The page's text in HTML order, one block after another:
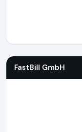
FastBill GmbH